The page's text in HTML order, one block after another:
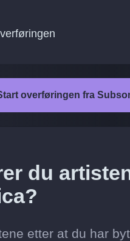
overføringen fra
du
etter at du har